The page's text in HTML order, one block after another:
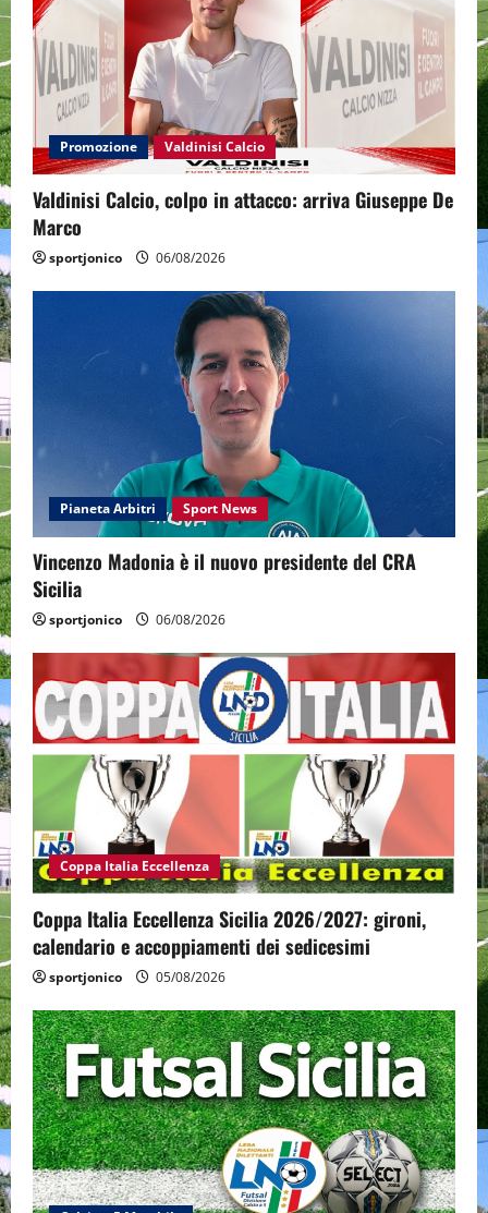
Promozione Valdinisi Calcio
Valdinisi Calcio, colpo in attacco: arriva Giuseppe De
Marco
sportjonico 06/08/2026
Pianeta Arbitri Sport News
Vincenzo Madonia è il nuovo presidente del CRA
Sicilia
sportjonico 06/08/2026
Coppa Italia Eccellenza
Coppa Italia Eccellenza Sicilia 2026/2027: gironi,
calendario e accoppiamenti dei sedicesimi
sportjonico 05/08/2026